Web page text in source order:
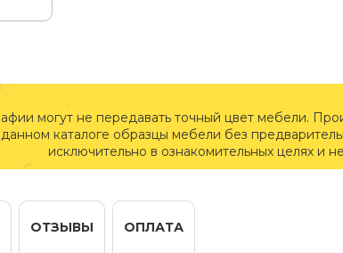
могут не передавать точный цвет мебели.
каталоге образцы мебели без
исключительно в ознакомительных целях и
ОТЗЫВЫ ОПЛАТА